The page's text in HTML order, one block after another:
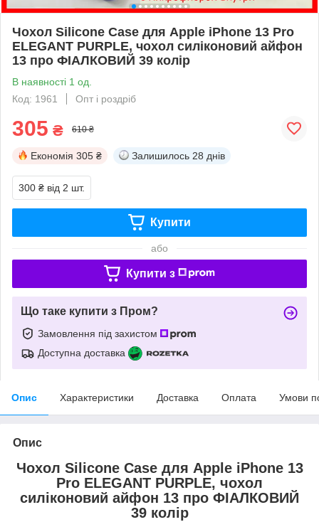
Чохол Silicone Case для Apple iPhone 13 Pro
ELEGANT PURPLE, чохол силіконовий айфон
13 про ФІАЛКОВИЙ 39 колір
В наявності 1 од.
Код: 1961
Опт і роздріб
305 ₴ 610 ₴
Економія 305 ₴ Залишилось 28 днів
300 ₴ від 2 шт.
Купити
або
Купити з
Що таке купити з Пром?
Замовлення під захистом
Доступна доставка
Опис Характеристики Доставка Оплата Умови
Опис
Чохол Silicone Case для Apple iPhone 13
Pro ELEGANT PURPLE, чохол
силіконовий айфон 13 про ФІАЛКОВИЙ
39 колір